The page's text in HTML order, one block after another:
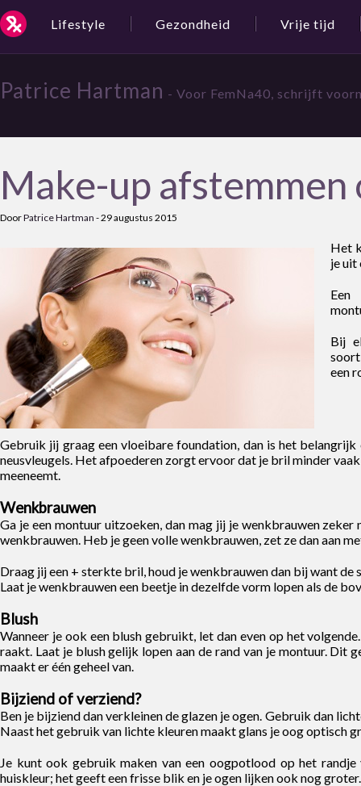
Lifestyle Gezondheid Vrije tijd
Patrice Hartman - Voor FemNa40, schrijft
Make-up
DoorPatrice Hartman -29 augustus 2015
Het
je uit
Een
Bij
een
Gebruik jij graag een vloeibare foundation, dan is het
neusvleugels. Het afpoederen zorgt ervoor dat je bril minder
meeneemt.
Wenkbrauwen
Ga je een montuur uitzoeken, dan mag jij je wenkbrauwen
wenkbrauwen. Heb je geen volle wenkbrauwen, zet ze dan aan
Draag jij een + sterkte bril, houd je wenkbrauwen dan bij want
Laat je wenkbrauwen een beetje in dezelfde vorm lopen als de
Blush
Wanneer je ook een blush gebruikt, let dan even op het
raakt. Laat je blush gelijk lopen aan de rand van je montuur. Dit
maakt er één geheel van.
Bijziend of verziend?
Ben je bijziend dan verkleinen de glazen je ogen. Gebruik dan
Naast het gebruik van lichte kleuren maakt glans je oog optisch
Je kunt ook gebruik maken van een oogpotlood op het
huiskleur; het geeft een frisse blik en je ogen lijken ook nog groter.